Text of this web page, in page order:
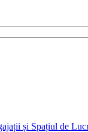
și Spațiul de